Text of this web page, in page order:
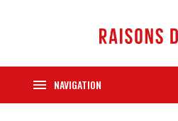
menu NAVIGATION